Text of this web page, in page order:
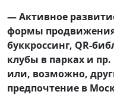
— Активное
формы
буккроссинг, QR-
клубы в парках и
или, возможно,
предпочтение в